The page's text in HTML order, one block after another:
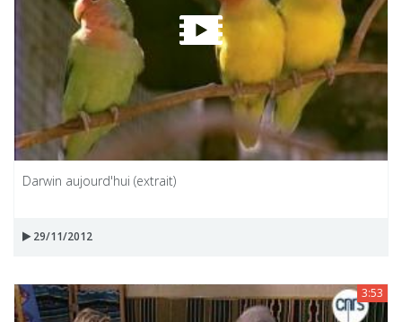
Darwin aujourd'hui (extrait)
29/11/2012
3:53